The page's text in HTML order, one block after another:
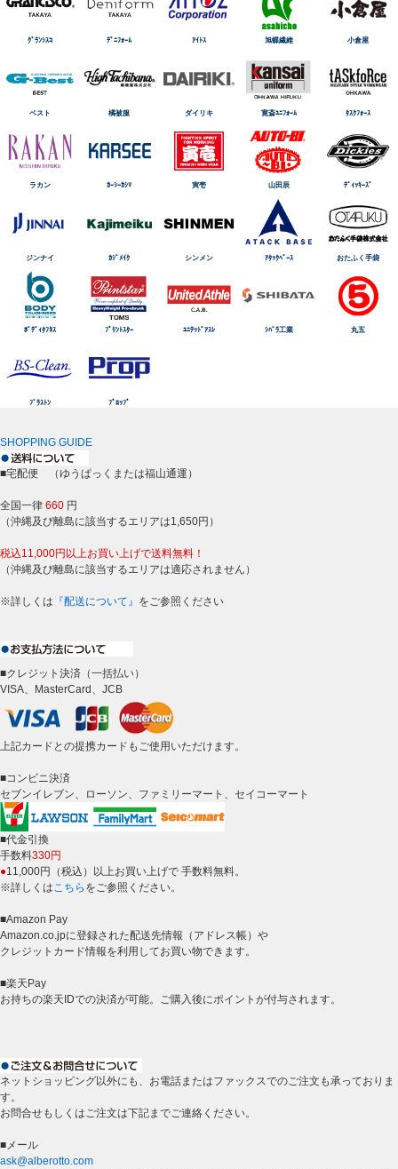
ｸﾞﾗﾝｼｽｺ ﾃﾞﾆﾌｫｰﾑ ｱｲﾄｽ 旭蝶繊維 小倉屋
ベスト 橘被服 ダイリキ 寛斎ﾕﾆﾌｫｰﾑ ﾀｽｸﾌｫｰｽ
ラカン ｶｰｼｰｶｼﾏ 寅壱 山田辰 ﾃﾞｨｯｷｰｽﾞ
ジンナイ ｶｼﾞﾒｲｸ シンメン ｱﾀｯｸﾍﾞｰｽ おたふく手袋
ﾎﾞﾃﾞｨﾀﾌﾈｽ ﾌﾟﾘﾝﾄｽﾀｰ ﾕﾆﾃｯﾄﾞｱｽﾚ ｼﾊﾞﾗ工業 丸五
ﾌﾞﾗｽﾄﾝ ﾌﾟﾛｯﾌﾟ
SHOPPING GUIDE
■宅配便 （ゆうぱっくまたは福山通運）
全国一律 660 円
（沖縄及び離島に該当するエリアは1,650円）
税込11,000円以上お買い上げで送料無料！
（沖縄及び離島に該当するエリアは適応されません）
※詳しくは 『配送について』 をご参照ください
■クレジット決済（一括払い）
VISA、MasterCard、JCB
上記カードとの提携カードもご使用いただけます。
■コンビニ決済
セブンイレブン、ローソン、ファミリーマート、セイコーマート
■代金引換
手数料330円
●11,000円（税込）以上お買い上げで 手数料無料。
※詳しくはこちら をご参照ください。
■Amazon Pay
Amazon.co.jpに登録された配送先情報（アドレス帳）や
クレジットカード情報を利用してお買い物できます。
■楽天Pay
お持ちの楽天IDでの決済が可能。ご購入後にポイントが付与されます。
ネットショッピング以外にも、お電話またはファックスでのご注文も承っておりま
す。
お問合せもしくはご注文は下記までご連絡ください。
■メール
ask@alberotto.com